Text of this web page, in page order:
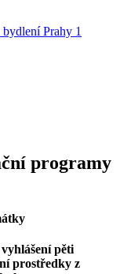
Prahy 1
programy
pěti
prostředky z